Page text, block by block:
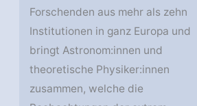
Forschenden aus mehr als zehn
Institutionen in ganz Europa und
bringt Astronom:innen und
theoretische Physiker:innen
zusammen, welche die